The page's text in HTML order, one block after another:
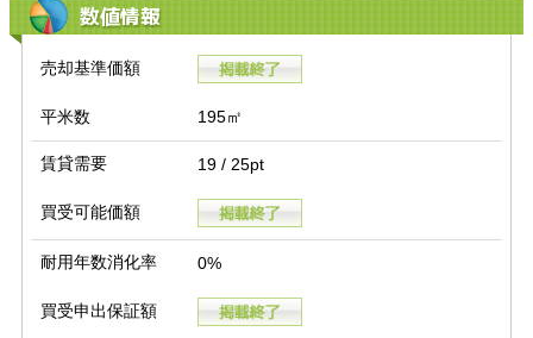
数値情報
売却基準価額
平米数 195㎡
賃貸需要 19 / 25pt
買受可能価額
耐用年数消化率 0%
買受申出保証額